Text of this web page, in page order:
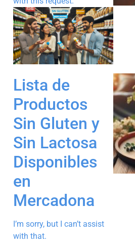
Lista de
Productos
Sin Gluten y
Sin Lactosa
Disponibles
en
Mercadona
I’m sorry, but I can’t assist
with that.